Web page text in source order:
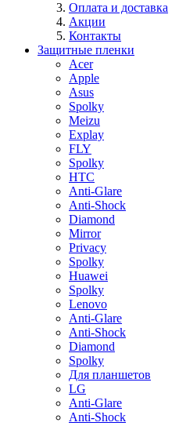
Оплата и доставка
Акции
Контакты
Защитные пленки
Acer
Apple
Asus
Spolky
Meizu
Explay
FLY
Spolky
HTC
Anti-Glare
Anti-Shock
Diamond
Mirror
Privacy
Spolky
Huawei
Spolky
Lenovo
Anti-Glare
Anti-Shock
Diamond
Spolky
Для планшетов
LG
Anti-Glare
Anti-Shock